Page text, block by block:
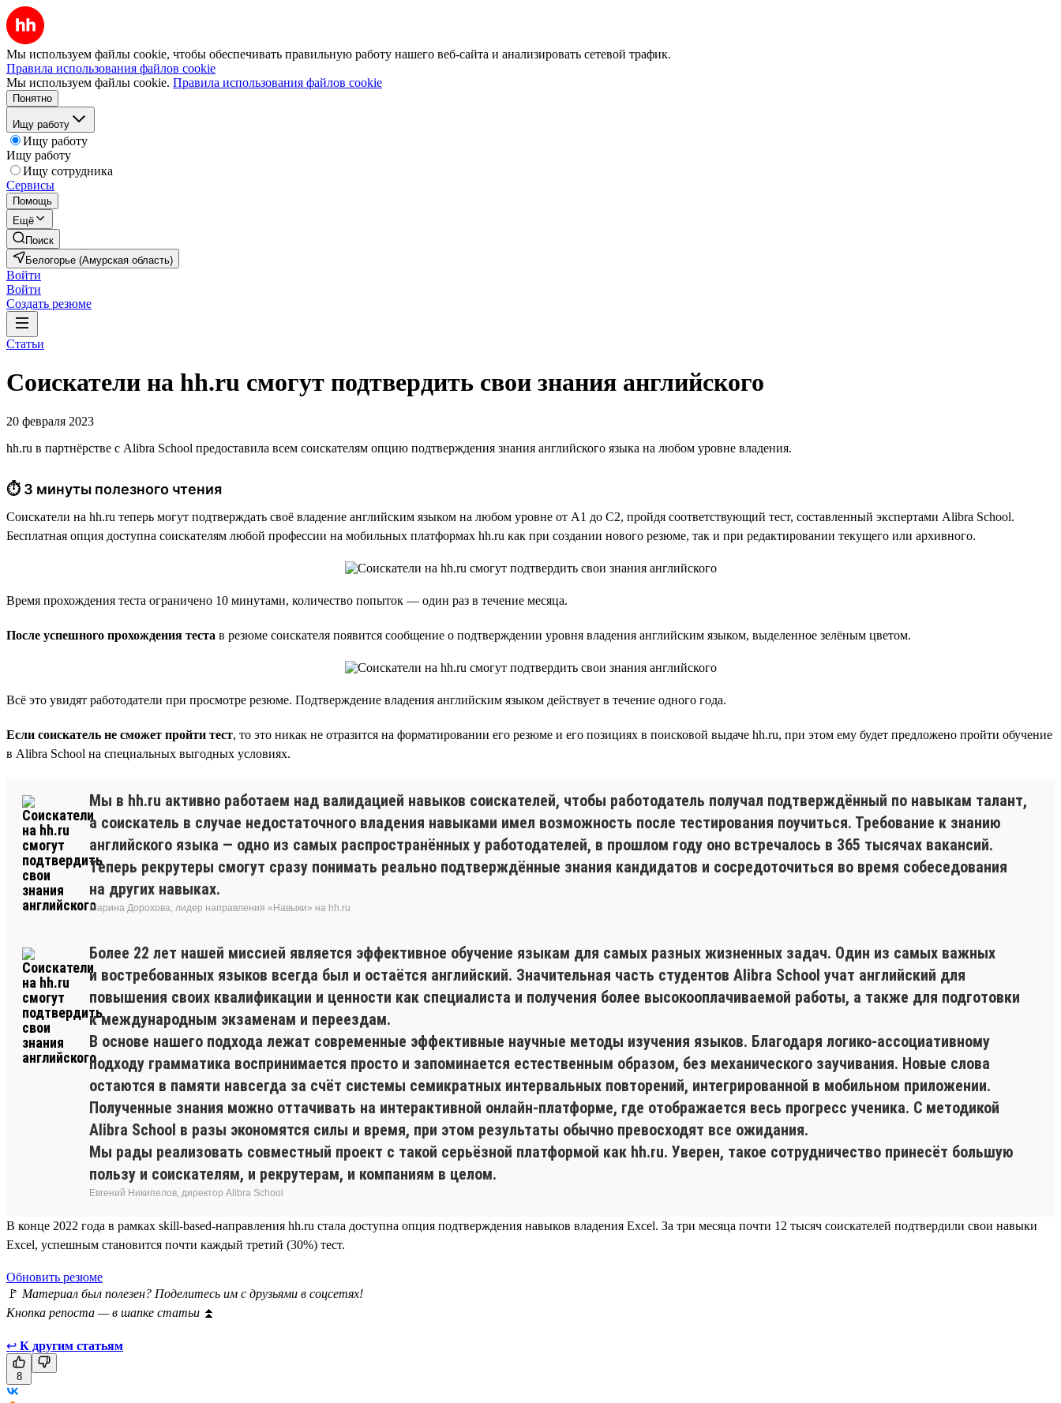
Мы используем файлы cookie, чтобы обеспечивать правильную работу нашего веб-сайта и анализировать сетевой трафик.
Правила использования файлов cookie
Мы используем файлы cookie. Правила использования файлов cookie
Понятно
Ищу работу
Ищу работу
Ищу работу
Ищу сотрудника
Сервисы
Помощь
Ещё
Поиск
Белогорье (Амурская область)
Войти
Войти
Создать резюме
Статьи
Соискатели на hh.ru смогут подтвердить свои знания английского
20 февраля 2023
hh.ru в партнёрстве с Alibra School предоставила всем соискателям опцию подтверждения знания английского языка на любом уровне владения.
⏱ 3 минуты полезного чтения
Соискатели на hh.ru теперь могут подтверждать своё владение английским языком на любом уровне от А1 до С2, пройдя соответствующий тест, составленный экспертами Alibra School.
Бесплатная опция доступна соискателям любой профессии на мобильных платформах hh.ru как при создании нового резюме, так и при редактировании текущего или архивного.
Время прохождения теста ограничено 10 минутами, количество попыток — один раз в течение месяца.
После успешного прохождения теста в резюме соискателя появится сообщение о подтверждении уровня владения английским языком, выделенное зелёным цветом.
Всё это увидят работодатели при просмотре резюме. Подтверждение владения английским языком действует в течение одного года.
Если соискатель не сможет пройти тест, то это никак не отразится на форматировании его резюме и его позициях в поисковой выдаче hh.ru, при этом ему будет предложено пройти обучение
в Alibra School на специальных выгодных условиях.
Мы в hh.ru активно работаем над валидацией навыков соискателей, чтобы работодатель получал подтверждённый по навыкам талант,
а соискатель в случае недостаточного владения навыками имел возможность после тестирования поучиться. Требование к знанию
английского языка — одно из самых распространённых у работодателей, в прошлом году оно встречалось в 365 тысячах вакансий.
Теперь рекрутеры смогут сразу понимать реально подтверждённые знания кандидатов и сосредоточиться во время собеседования
на других навыках.
Марина Дорохова, лидер направления «Навыки» на hh.ru
Более 22 лет нашей миссией является эффективное обучение языкам для самых разных жизненных задач. Один из самых важных
и востребованных языков всегда был и остаётся английский. Значительная часть студентов Alibra School учат английский для
повышения своих квалификации и ценности как специалиста и получения более высокооплачиваемой работы, а также для подготовки
к международным экзаменам и переездам.
В основе нашего подхода лежат современные эффективные научные методы изучения языков. Благодаря логико-ассоциативному
подходу грамматика воспринимается просто и запоминается естественным образом, без механического заучивания. Новые слова
остаются в памяти навсегда за счёт системы семикратных интервальных повторений, интегрированной в мобильном приложении.
Полученные знания можно оттачивать на интерактивной онлайн-платформе, где отображается весь прогресс ученика. С методикой
Alibra School в разы экономятся силы и время, при этом результаты обычно превосходят все ожидания.
Мы рады реализовать совместный проект с такой серьёзной платформой как hh.ru. Уверен, такое сотрудничество принесёт большую
пользу и соискателям, и рекрутерам, и компаниям в целом.
Евгений Никипелов, директор Alibra School
В конце 2022 года в рамках skill-based-направления hh.ru стала доступна опция подтверждения навыков владения Excel. За три месяца почти 12 тысяч соискателей подтвердили свои навыки
Excel, успешным становится почти каждый третий (30%) тест.
Обновить резюме
🚩 Материал был полезен? Поделитесь им с друзьями в соцсетях!
Кнопка репоста — в шапке статьи ⏫
↩ К другим статьям
8